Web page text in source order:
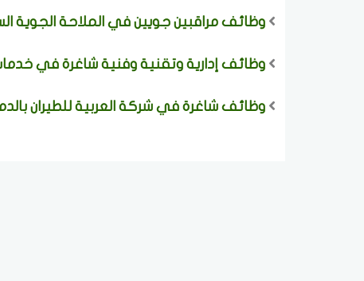
وظائف مراقبين جويين في الملاحة الجوية
وظائف إدارية وتقنية وفنية شاغرة في خدمات
وظائف شاغرة في شركة العربية للطيران